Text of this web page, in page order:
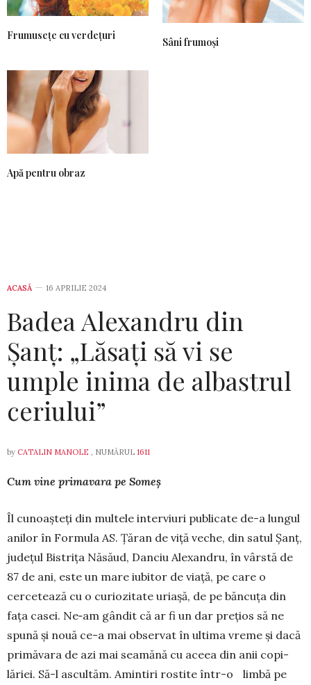
Frumusețe cu verdețuri Sâni frumoși
Apă pentru obraz
ACASĂ 16 APRILIE 2024
Badea Alexandru din
Șanț: „Lăsați să vi se
umple inima de albastrul
ceriului”
by CATALIN MANOLE , NUMĂRUL 1611
Cum vine primavara pe Someș
Îl cunoașteți din multele interviuri publicate de-a lungul
anilor în Formula AS. Țăran de viță veche, din satul Șanț,
județul Bistrița Năsăud, Danciu Alexandru, în vârstă de
87 de ani, este un mare iubitor de viață, pe care o
cercetează cu o curiozitate uriașă, de pe băncuța din
fața casei. Ne‑am gândit că ar fi un dar prețios să ne
spună și nouă ce-a mai observat în ultima vreme și dacă
primăvara de azi mai seamănă cu aceea din anii co­pi­­
lăriei. Să-l ascultăm. Amintiri rostite într-o limbă pe